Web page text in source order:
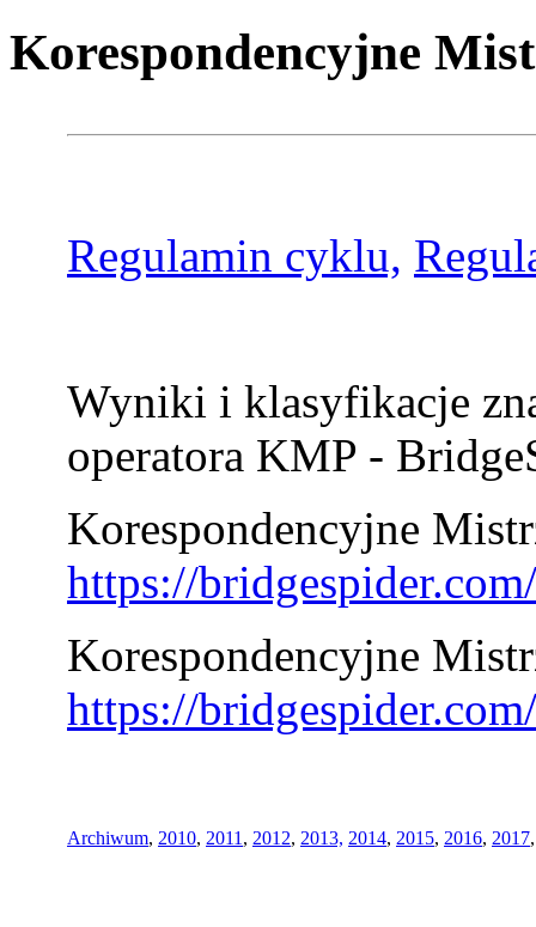
Korespondencyjne
Regulamin cyklu,
Wyniki i klasyfikacje
operatora KMP -
Korespondencyjne
https://
Korespondencyjne
https://
Archiwum, 2010, 2011 , 2012, 2013, 2014, 2015, 2016, 2017